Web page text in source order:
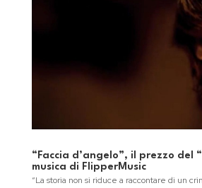
“Faccia d’angelo”, il prezzo del
musica di FlipperMusic
“La storia non si riduce a raccontare di un